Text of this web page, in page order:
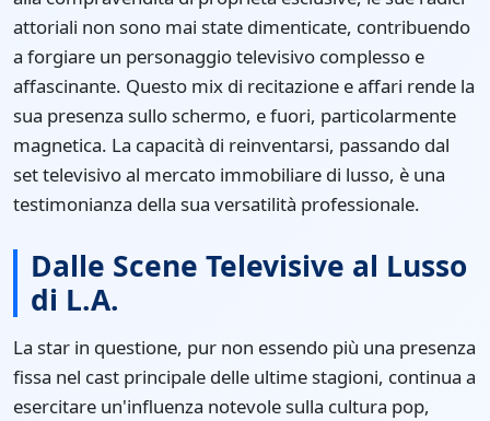
attoriali non sono mai state dimenticate, contribuendo
a forgiare un personaggio televisivo complesso e
affascinante. Questo mix di recitazione e affari rende la
sua presenza sullo schermo, e fuori, particolarmente
magnetica. La capacità di reinventarsi, passando dal
set televisivo al mercato immobiliare di lusso, è una
testimonianza della sua versatilità professionale.
Dalle Scene Televisive al Lusso
di L.A.
La star in questione, pur non essendo più una presenza
fissa nel cast principale delle ultime stagioni, continua a
esercitare un'influenza notevole sulla cultura pop,